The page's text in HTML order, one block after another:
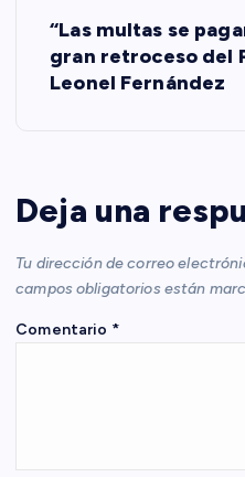
c
i
ó
n
“Las multas se
gran retroceso del
Leonel Fernández
Deja una
Tu dirección de correo
campos obligatorios están
Comentario *